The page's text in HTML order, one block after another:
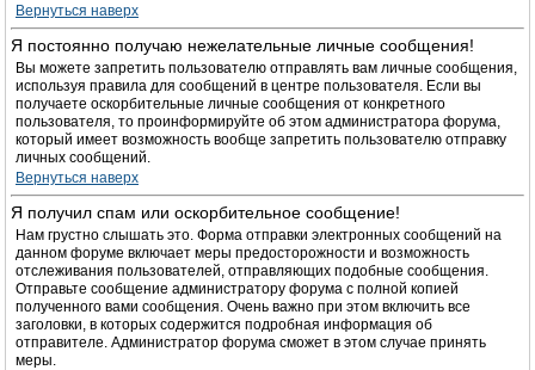
Вернуться наверх
Я постоянно получаю нежелательные личные сообщения!
Вы можете запретить пользователю отправлять вам личные сообщения,
используя правила для сообщений в центре пользователя. Если вы
получаете оскорбительные личные сообщения от конкретного
пользователя, то проинформируйте об этом администратора форума,
который имеет возможность вообще запретить пользователю отправку
личных сообщений.
Вернуться наверх
Я получил спам или оскорбительное сообщение!
Нам грустно слышать это. Форма отправки электронных сообщений на
данном форуме включает меры предосторожности и возможность
отслеживания пользователей, отправляющих подобные сообщения.
Отправьте сообщение администратору форума с полной копией
полученного вами сообщения. Очень важно при этом включить все
заголовки, в которых содержится подробная информация об
отправителе. Администратор форума сможет в этом случае принять
меры.